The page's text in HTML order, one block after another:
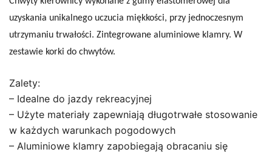
uzyskania unikalnego uczucia miękkości, przy jednoczesnym
utrzymaniu trwałości. Zintegrowane aluminiowe klamry. W
zestawie korki do chwytów.
Zalety:
– Idealne do jazdy rekreacyjnej
– Użyte materiały zapewniają długotrwałe stosowanie
w każdych warunkach pogodowych
– Aluminiowe klamry zapobiegają obracaniu się